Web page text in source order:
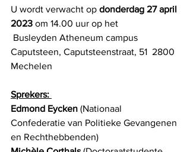
U wordt verwacht op donderdag 27 april
2023 om 14.00 uur op het
Caputsteen, Caputsteenstraat, 51  2800
Mechelen
Sprekers:
Edmond Eycken (Nationaal
Confederatie van Politieke Gevangenen
en Rechthebbenden)